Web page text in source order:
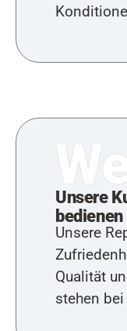
Unsere
bedienen
Unsere
Qualität
stehen